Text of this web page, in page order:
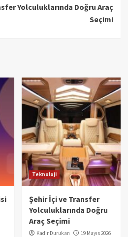
Yolculuklarında Doğru Araç
Seçimi
Teknoloji
Şehir İçi ve Transfer
Yolculuklarında Doğru
Araç Seçimi
Kadir Durukan 19 Mayıs 2026